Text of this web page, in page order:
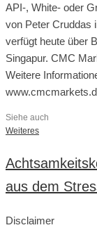
API-, White- oder
von Peter Cruddas
verfügt heute über
Singapur. CMC
Weitere
Siehe auch
Weiteres
aus dem
Disclaimer